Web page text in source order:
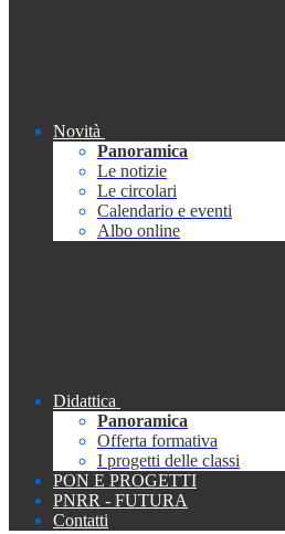
Novità
Panoramica
Le notizie
Le circolari
Calendario e eventi
Albo online
Didattica
Panoramica
Offerta formativa
I progetti delle classi
PON E PROGETTI
PNRR - FUTURA
Contatti